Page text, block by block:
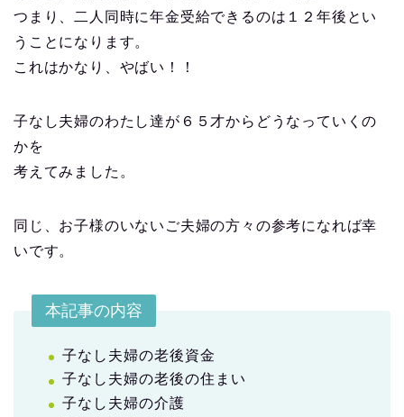
つまり、二人同時に年金受給できるのは１２年後とい
うことになります。
これはかなり、やばい！！
子なし夫婦のわたし達が６５才からどうなっていくの
かを
考えてみました。
同じ、お子様のいないご夫婦の方々の参考になれば幸
いです。
本記事の内容
子なし夫婦の老後資金
子なし夫婦の老後の住まい
子なし夫婦の介護